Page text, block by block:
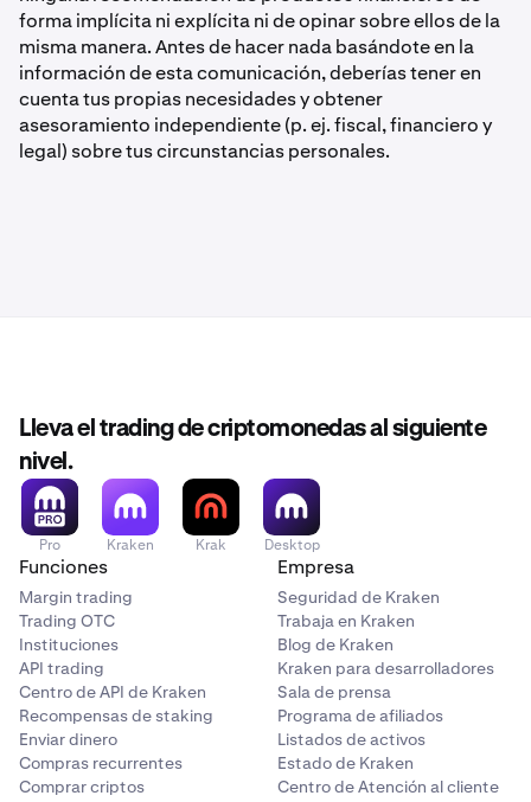
forma implícita ni explícita ni de opinar sobre ellos de la
misma manera. Antes de hacer nada basándote en la
información de esta comunicación, deberías tener en
cuenta tus propias necesidades y obtener
asesoramiento independiente (p. ej. fiscal, financiero y
legal) sobre tus circunstancias personales.
Lleva el trading de criptomonedas al siguiente
nivel.
Pro Kraken Krak Desktop
Funciones
Margin trading
Trading OTC
Instituciones
API trading
Centro de API de Kraken
Recompensas de staking
Enviar dinero
Compras recurrentes
Comprar criptos
Empresa
Seguridad de Kraken
Trabaja en Kraken
Blog de Kraken
Kraken para desarrolladores
Sala de prensa
Programa de afiliados
Listados de activos
Estado de Kraken
Centro de Atención al cliente